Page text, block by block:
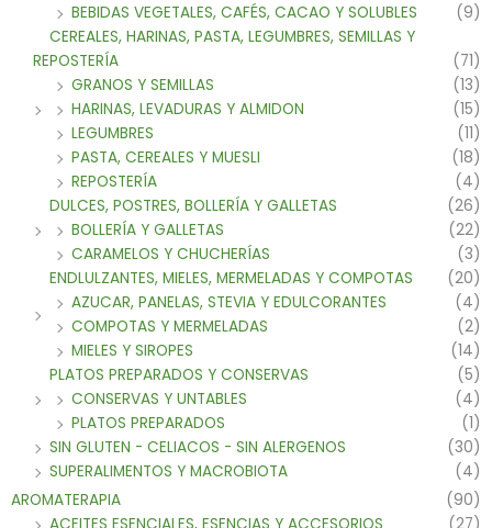
BEBIDAS VEGETALES, CAFÉS, CACAO Y SOLUBLES
(9)
CEREALES, HARINAS, PASTA, LEGUMBRES, SEMILLAS Y
REPOSTERÍA
(71)
GRANOS Y SEMILLAS
(13)
HARINAS, LEVADURAS Y ALMIDON
(15)
LEGUMBRES
(11)
PASTA, CEREALES Y MUESLI
(18)
REPOSTERÍA
(4)
DULCES, POSTRES, BOLLERÍA Y GALLETAS
(26)
BOLLERÍA Y GALLETAS
(22)
CARAMELOS Y CHUCHERÍAS
(3)
ENDLULZANTES, MIELES, MERMELADAS Y COMPOTAS
(20)
AZUCAR, PANELAS, STEVIA Y EDULCORANTES
(4)
COMPOTAS Y MERMELADAS
(2)
MIELES Y SIROPES
(14)
PLATOS PREPARADOS Y CONSERVAS
(5)
CONSERVAS Y UNTABLES
(4)
PLATOS PREPARADOS
(1)
SIN GLUTEN - CELIACOS - SIN ALERGENOS
(30)
SUPERALIMENTOS Y MACROBIOTA
(4)
AROMATERAPIA
(90)